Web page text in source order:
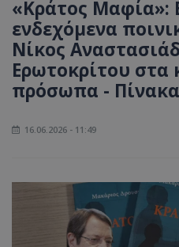
«Κράτος Μαφία»:
ενδεχόμενα
Νίκος
Ερωτοκρίτου στα
πρόσωπα -
16.06.2026 - 11:49